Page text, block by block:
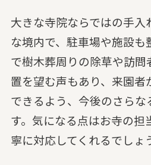
大きな寺院ならではの手入
な境内で、駐車場や施設も
で樹木葬周りの除草や訪
置を望む声もあり、来園者
できるよう、今後のさらな
す。気になる点はお寺の担
寧に対応してくれるでしょ